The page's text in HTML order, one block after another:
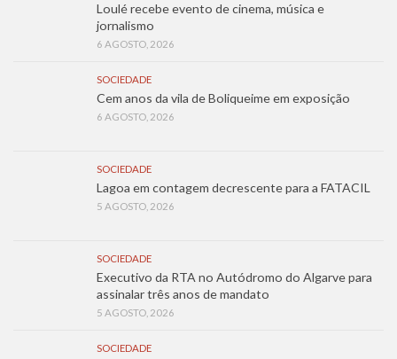
Loulé recebe evento de cinema, música e
jornalismo
6 AGOSTO, 2026
SOCIEDADE
Cem anos da vila de Boliqueime em exposição
6 AGOSTO, 2026
SOCIEDADE
Lagoa em contagem decrescente para a FATACIL
5 AGOSTO, 2026
SOCIEDADE
Executivo da RTA no Autódromo do Algarve para
assinalar três anos de mandato
5 AGOSTO, 2026
SOCIEDADE